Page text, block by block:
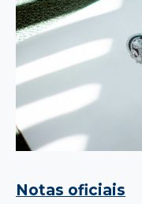
Notas oficiais